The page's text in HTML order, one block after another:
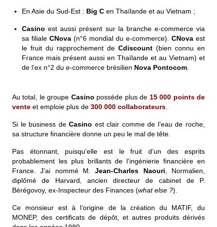
En Asie du Sud-Est : Big C en Thaïlande et au Vietnam ;
Casino est aussi présent sur la branche e-commerce via
sa filiale CNova (n°6 mondial du e-commerce). CNova est
le fruit du rapprochement de Cdiscount (bien connu en
France mais présent aussi en Thaïlande et au Vietnam) et
de l’ex n°2 du e-commerce brésilien Nova Pontocom
Au total, le groupe Casino possède plus de 15 000 points de
vente et emploie plus de 300 000 collaborateurs
Si le business deCasino est clair comme de l’eau de roche,
sa structure financière donne un peu le mal de tête.
Pas étonnant, puisqu’elle est le fruit d’un des esprits
probablement les plus brillants de l’ingénierie financière en
France. J’ai nommé M.Jean-Charles Naouri , Normalien,
diplômé de Harvard, ancien directeur de cabinet de P.
Bérégovoy, ex-Inspecteur des Finances (what else ?).
Ce monsieur est à l’origine de la création du MATIF, du
MONEP, des certificats de dépôt, et autres produits dérivés